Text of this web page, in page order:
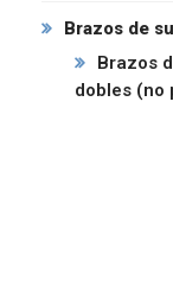
Brazos de
Brazos
dobles (no